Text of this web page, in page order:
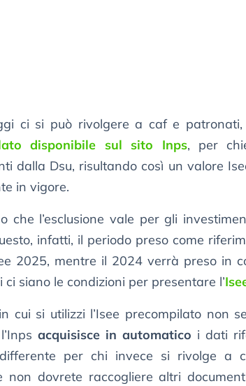
ci si può rivolgere a caf e patronati,
disponibile sul sito Inps, per
dalla Dsu, risultando così un valore
in vigore.
che l’esclusione vale per gli
infatti, il periodo preso come
2025, mentre il 2024 verrà preso in
ci siano le condizioni per presentare l’
cui si utilizzi l’Isee precompilato non
acquisisce in automatico i dati
differente per chi invece si rivolge a
non dovrete raccogliere altri